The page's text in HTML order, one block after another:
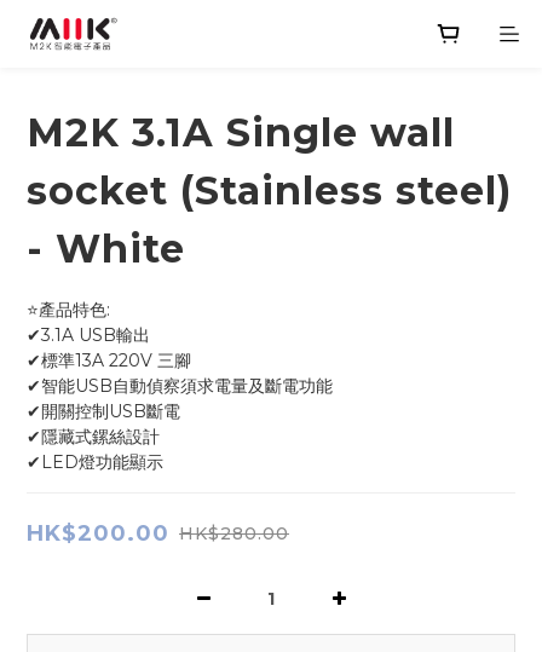
M2K 3.1A Single wall
socket (Stainless steel)
- White
⭐產品特色:
✔3.1A USB輸出
✔標準13A 220V 三腳
✔智能USB自動偵察須求電量及斷電功能
✔開關控制USB斷電
✔隱藏式鏍絲設計
✔LED燈功能顯示
HK$200.00 HK$280.00